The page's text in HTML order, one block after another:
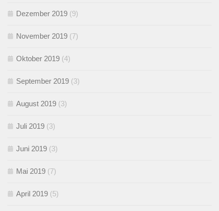
Dezember 2019 (9)
November 2019 (7)
Oktober 2019 (4)
September 2019 (3)
August 2019 (3)
Juli 2019 (3)
Juni 2019 (3)
Mai 2019 (7)
April 2019 (5)